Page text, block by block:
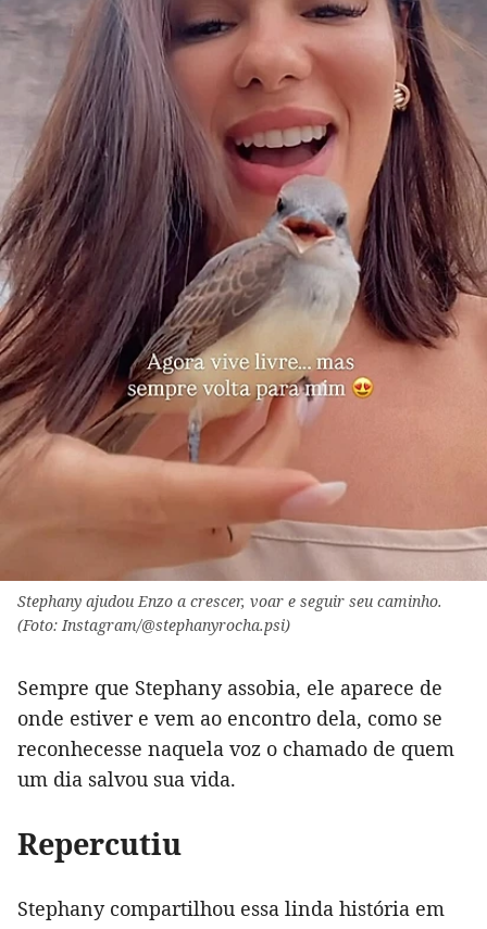
Stephany ajudou Enzo a crescer, voar e seguir seu caminho.
(Foto: Instagram/@stephanyrocha.psi)
Sempre que Stephany assobia, ele aparece de
onde estiver e vem ao encontro dela, como se
reconhecesse naquela voz o chamado de quem
um dia salvou sua vida.
Repercutiu
Stephany compartilhou essa linda história em